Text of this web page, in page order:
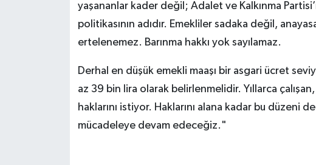
yaşananlar kader değil; Adalet ve Kalkınma
politikasının adıdır. Emekliler sadaka değil,
ertelenemez. Barınma hakkı yok sayılamaz.
Derhal en düşük emekli maaşı bir asgari ücret
az 39 bin lira olarak belirlenmelidir. Yıllarca
haklarını istiyor. Haklarını alana kadar bu düzeni
mücadeleye devam edeceğiz."